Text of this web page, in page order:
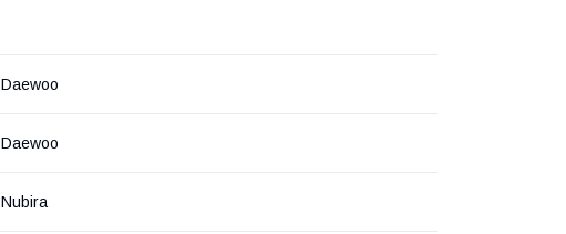
Daewoo
Daewoo
Nubira